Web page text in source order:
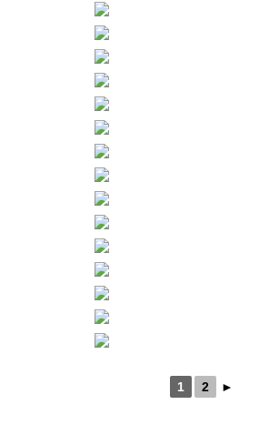
1 2 ►